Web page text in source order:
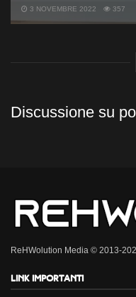
3 NOVEMBRE 2022 357
Discussione su
ReHWolution Media © 2013-
Link importanti